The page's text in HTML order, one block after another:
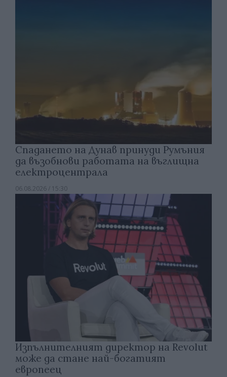
Спадането на Дунав принуди Румъния
да възобнови работата на въглищна
електроцентрала
06.08.2026 / 15:30
Изпълнителният директор на Revolut
може да стане най-богатият
европеец